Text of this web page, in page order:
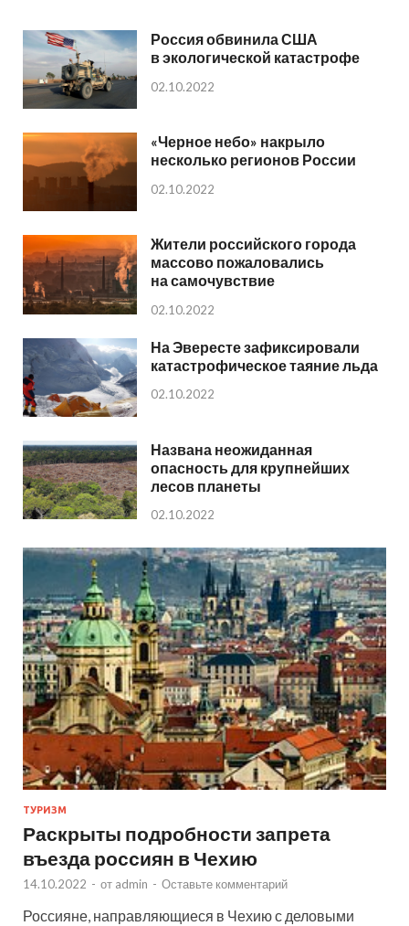
Россия обвинила США
в экологической катастрофе
02.10.2022
«Черное небо» накрыло
несколько регионов России
02.10.2022
Жители российского города
массово пожаловались
на самочувствие
02.10.2022
На Эвересте зафиксировали
катастрофическое таяние льда
02.10.2022
Названа неожиданная
опасность для крупнейших
лесов планеты
02.10.2022
ТУРИЗМ
Раскрыты подробности запрета
въезда россиян в Чехию
14.10.2022 - от admin - Оставьте комментарий
Россияне, направляющиеся в Чехию с деловыми